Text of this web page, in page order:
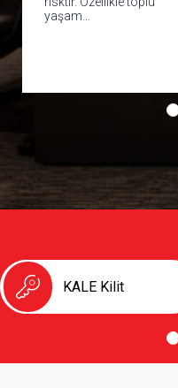
Evinizin kapısını her
kapattığınızda aslında
KALE Kilit